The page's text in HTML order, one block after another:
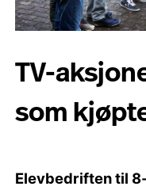
TV-
som
Elevbedriften til